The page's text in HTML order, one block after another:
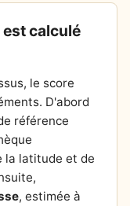
calculé
le score
D'abord
référence
la latitude et de
, estimée à